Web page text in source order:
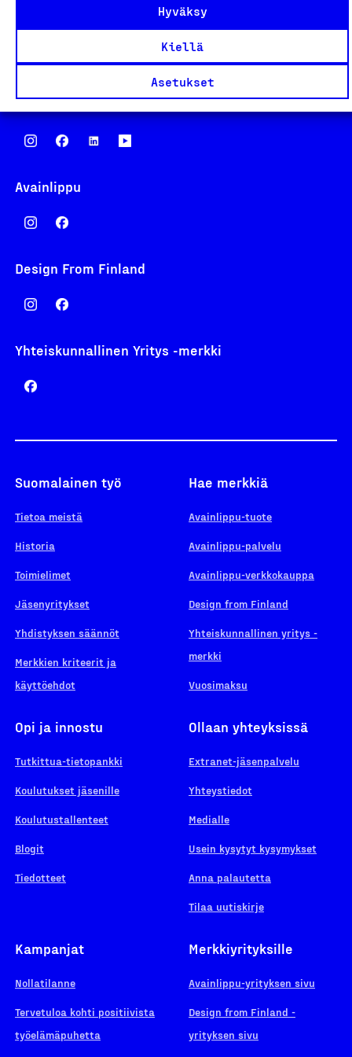
Hyväksy
Kiellä
Asetukset
asiakaspalvelu@suomalainentyo.fi
laskutus@suomalainentyo.fi
Avainlippu
Design From Finland
Yhteiskunnallinen Yritys -merkki
Suomalainen työ
Tietoa meistä
Historia
Toimielimet
Jäsenyritykset
Yhdistyksen säännöt
Merkkien kriteerit ja
käyttöehdot
Hae merkkiä
Avainlippu-tuote
Avainlippu-palvelu
Avainlippu-verkkokauppa
Design from Finland
Yhteiskunnallinen yritys -
merkki
Vuosimaksu
Opi ja innostu
Tutkittua-tietopankki
Koulutukset jäsenille
Koulutustallenteet
Blogit
Tiedotteet
Ollaan yhteyksissä
Extranet-jäsenpalvelu
Yhteystiedot
Medialle
Usein kysytyt kysymykset
Anna palautetta
Tilaa uutiskirje
Kampanjat
Nollatilanne
Tervetuloa kohti positiivista
työelämäpuhetta
Merkkiyrityksille
Avainlippu-yrityksen sivu
Design from Finland -
yrityksen sivu